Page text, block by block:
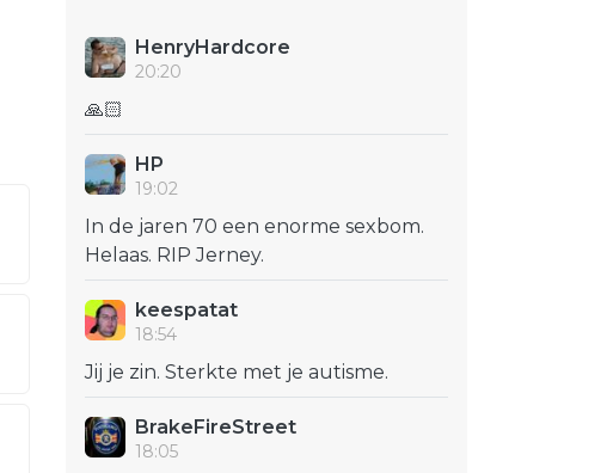
HenryHardcore
20:20
🙏🏻
HP
19:02
In de jaren 70 een enorme sexbom.
Helaas. RIP Jerney.
keespatat
18:54
Jij je zin. Sterkte met je autisme.
BrakeFireStreet
18:05